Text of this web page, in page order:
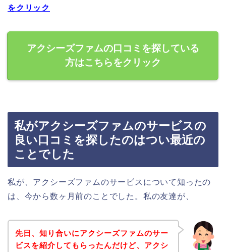
をクリック
アクシーズファムの口コミを探している
方はこちらをクリック
私がアクシーズファムのサービスの
良い口コミを探したのはつい最近の
ことでした
私が、アクシーズファムのサービスについて知ったの
は、今から数ヶ月前のことでした。私の友達が、
先日、知り合いにアクシーズファムのサー
ビスを紹介してもらったんだけど、アクシ